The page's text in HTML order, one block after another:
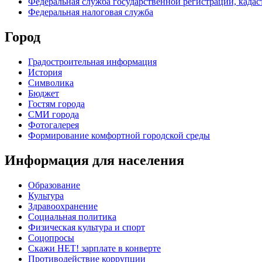
Федеральная налоговая служба
Город
Градостроительная информация
История
Символика
Бюджет
Гостям города
СМИ города
Фотогалерея
Формирование комфортной городской среды
Информация для населения
Образование
Культура
Здравоохранение
Социальная политика
Физическая культура и спорт
Соцопросы
Скажи НЕТ! зарплате в конверте
Противодействие коррупции